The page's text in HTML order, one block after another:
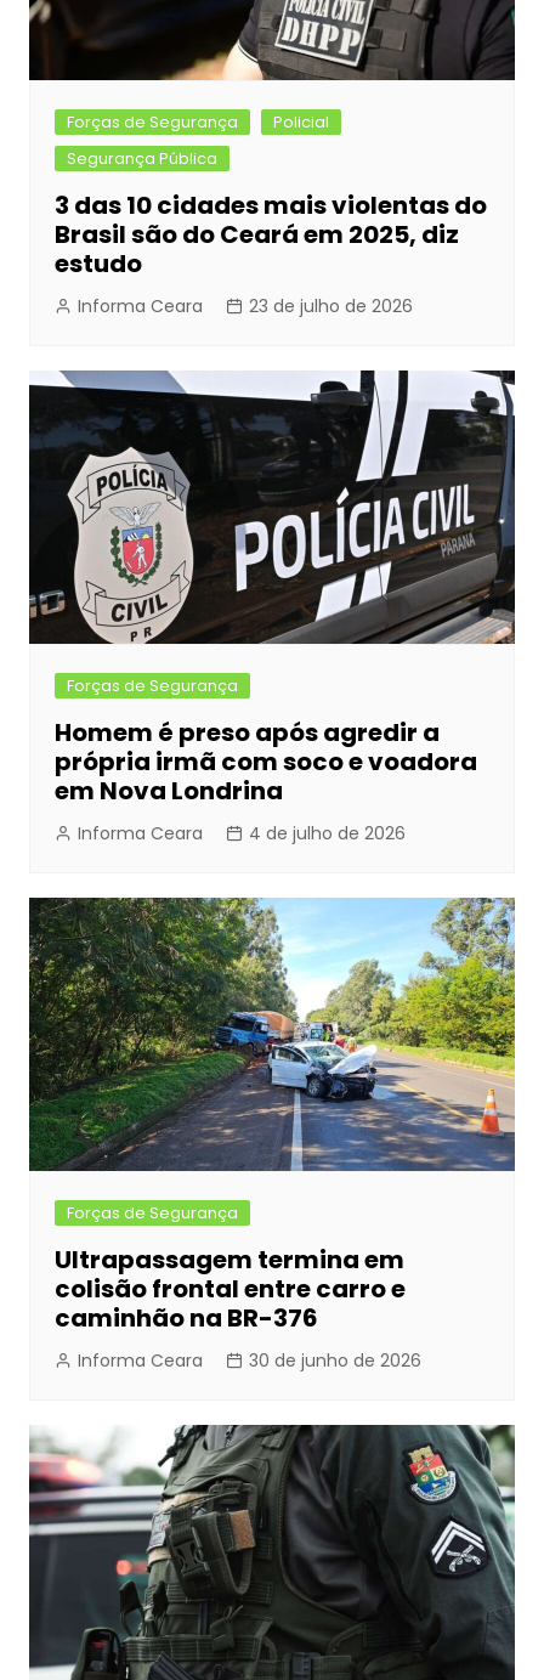
Forças de Segurança
Policial
Segurança Pública
3 das 10 cidades mais violentas do
Brasil são do Ceará em 2025, diz
estudo
Informa Ceara 23 de julho de 2026
Forças de Segurança
Homem é preso após agredir a
própria irmã com soco e voadora
em Nova Londrina
Informa Ceara 4 de julho de 2026
Forças de Segurança
Ultrapassagem termina em
colisão frontal entre carro e
caminhão na BR-376
Informa Ceara 30 de junho de 2026